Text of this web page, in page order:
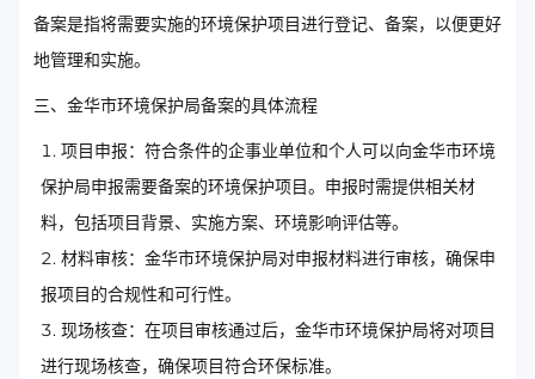
备案是指将需要实施的环境保护项目进行登记、备案，以便更好
地管理和实施。
三、金华市环境保护局备案的具体流程
项目申报：符合条件的企事业单位和个人可以向金华市环境
保护局申报需要备案的环境保护项目。申报时需提供相关材
料，包括项目背景、实施方案、环境影响评估等。
材料审核：金华市环境保护局对申报材料进行审核，确保申
报项目的合规性和可行性。
现场核查：在项目审核通过后，金华市环境保护局将对项目
进行现场核查，确保项目符合环保标准。